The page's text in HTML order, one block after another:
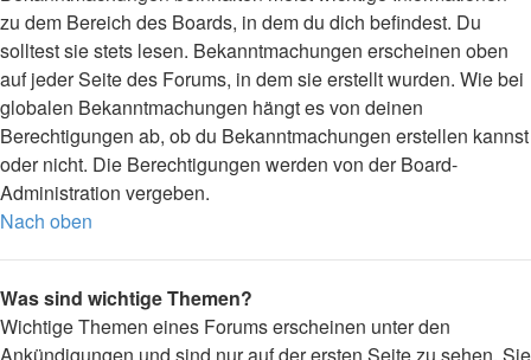
zu dem Bereich des Boards, in dem du dich befindest. Du
solltest sie stets lesen. Bekanntmachungen erscheinen oben
auf jeder Seite des Forums, in dem sie erstellt wurden. Wie bei
globalen Bekanntmachungen hängt es von deinen
Berechtigungen ab, ob du Bekanntmachungen erstellen kannst
oder nicht. Die Berechtigungen werden von der Board-
Administration vergeben.
Nach oben
Was sind wichtige Themen?
Wichtige Themen eines Forums erscheinen unter den